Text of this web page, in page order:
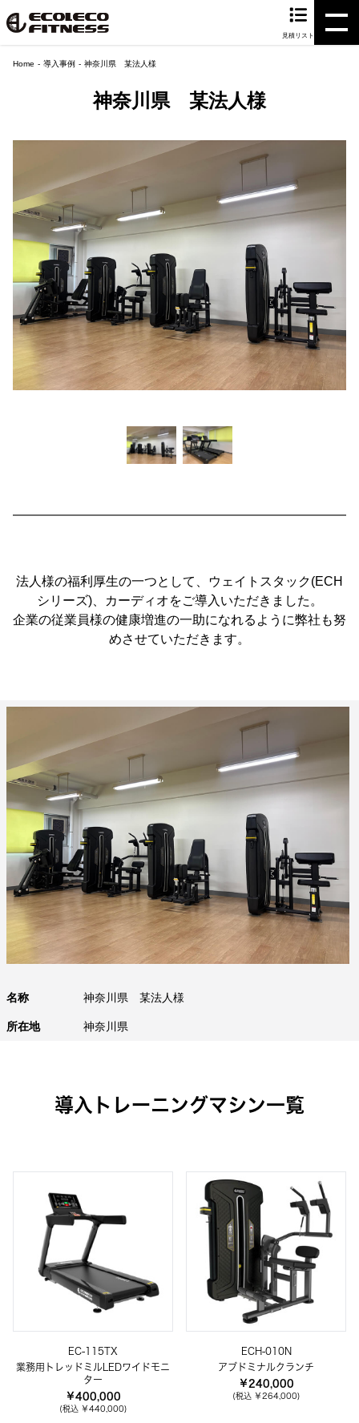
見積リスト
Home 導入事例 神奈川県 某法人様
神奈川県 某法人様
法人様の福利厚生の一つとして、ウェイトスタック(ECH
シリーズ)、カーディオをご導入いただきました。
企業の従業員様の健康増進の一助になれるように弊社も努
めさせていただきます。
名称 神奈川県 某法人様
所在地 神奈川県
導入トレーニングマシン一覧
EC-115TX
業務用トレッドミルLEDワイドモニ
ター
￥400,000
(税込 ￥440,000)
ECH-010N
アブドミナルクランチ
￥240,000
(税込 ￥264,000)